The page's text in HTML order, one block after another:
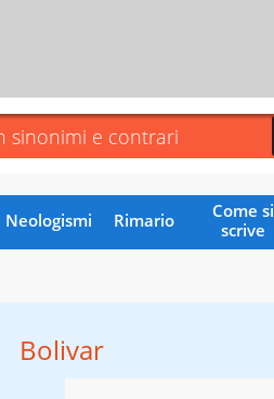
Neologismi Rimario
Come si
scrive
Bolivar